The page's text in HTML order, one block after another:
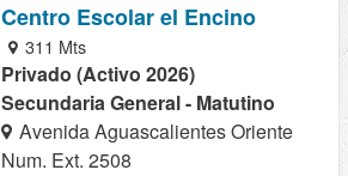
Centro Escolar el Encino
311 Mts
Privado (Activo 2026)
Secundaria General - Matutino
Avenida Aguascalientes Oriente
Num. Ext. 2508